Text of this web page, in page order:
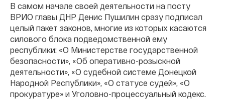
В самом начале своей деятельности на посту
ВРИО главы ДНР Денис Пушилин сразу подписал
целый пакет законов, многие из которых касаются
силового блока подведомственной ему
республики: «О Министерстве государственной
безопасности», «Об оперативно-розыскной
деятельности», «О судебной системе Донецкой
Народной Республики», «О статусе судей», «О
прокуратуре» и Уголовно-процессуальный кодекс.